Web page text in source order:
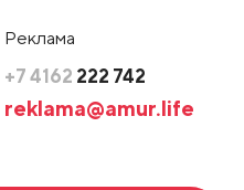
Реклама
+7 4162 222 742
reklama@amur.life